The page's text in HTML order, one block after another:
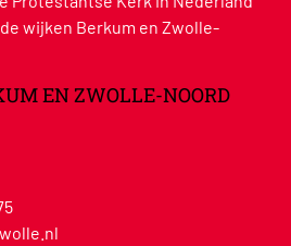
wijken Berkum en Zwolle-
EN ZWOLLE-NOORD